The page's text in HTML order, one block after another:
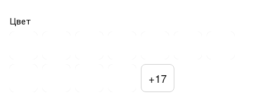
Цвет
+17